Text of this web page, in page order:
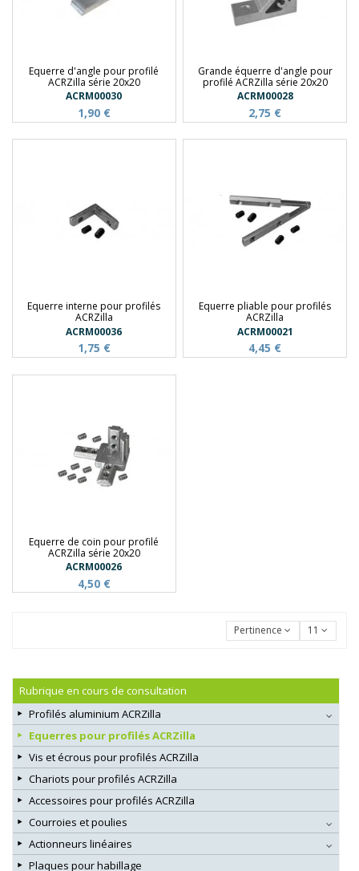
Equerre d'angle pour profilé
ACRZilla série 20x20
ACRM00030
1,90 €
Grande équerre d'angle pour
profilé ACRZilla série 20x20
ACRM00028
2,75 €
Equerre interne pour profilés
ACRZilla
ACRM00036
1,75 €
Equerre pliable pour profilés
ACRZilla
ACRM00021
4,45 €
Equerre de coin pour profilé
ACRZilla série 20x20
ACRM00026
4,50 €
Pertinence 11
Rubrique en cours de consultation
Profilés aluminium ACRZilla
Equerres pour profilés ACRZilla
Vis et écrous pour profilés ACRZilla
Chariots pour profilés ACRZilla
Accessoires pour profilés ACRZilla
Courroies et poulies
Actionneurs linéaires
Plaques pour habillage